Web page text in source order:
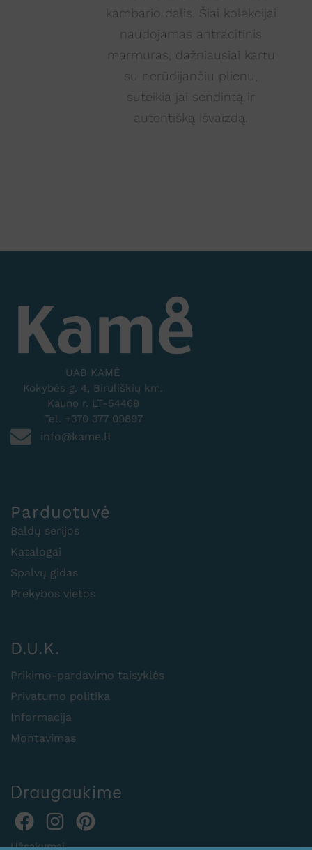
kambario dalis. Šiai kolekcijai
naudojamas antracitinis
marmuras, dažniausiai kartu
su nerūdijančiu plienu,
suteikia jai sendintą ir
autentišką išvaizdą.
UAB KAMĖ
Kokybės g. 4, Biruliškių km.
Kauno r. LT-54469
Tel. +370 377 09897
info@kame.lt
Parduotuvė
Baldų serijos
Katalogai
Spalvų gidas
Prekybos vietos
D.U.K.
Prikimo-pardavimo taisyklės
Privatumo politika
Informacija
Montavimas
Draugaukime
Užsakymai